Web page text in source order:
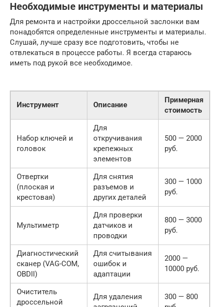
Необходимые инструменты и материалы
Для ремонта и настройки дроссельной заслонки вам
понадобятся определенные инструменты и материалы.
Слушай, лучше сразу все подготовить, чтобы не
отвлекаться в процессе работы. Я всегда стараюсь
иметь под рукой все необходимое.
Инструмент Описание
Примерная
стоимость
Набор ключей и
головок
Для
откручивания
крепежных
элементов
500 — 2000
руб.
Отвертки
(плоская и
крестовая)
Для снятия
разъемов и
других деталей
300 — 1000
руб.
Мультиметр
Для проверки
датчиков и
проводки
800 — 3000
руб.
Диагностический
сканер (VAG-COM,
OBDII)
Для считывания
ошибок и
адаптации
2000 —
10000 руб.
Очиститель
дроссельной
Для удаления
300 — 800